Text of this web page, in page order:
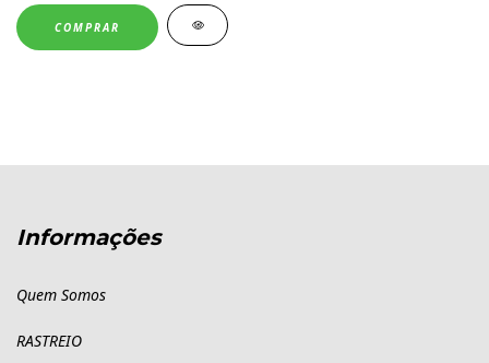
COMPRAR
Informações
Quem Somos
RASTREIO